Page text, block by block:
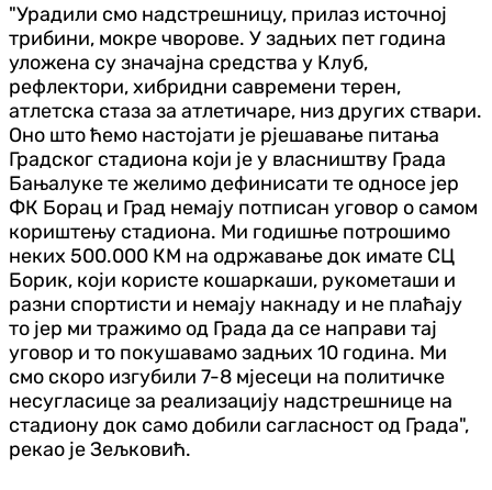
"Урадили смо надстрешницу, прилаз источној
трибини, мокре чворове. У задњих пет година
уложена су значајна средства у Клуб,
рефлектори, хибридни савремени терен,
атлетска стаза за атлетичаре, низ других ствари.
Оно што ћемо настојати је рјешавање питања
Градског стадиона који је у власништву Града
Бањалуке те желимо дефинисати те односе јер
ФК Борац и Град немају потписан уговор о самом
кориштењу стадиона. Ми годишње потрошимо
неких 500.000 КМ на одржавање док имате СЦ
Борик, који користе кошаркаши, рукометаши и
разни спортисти и немају накнаду и не плаћају
то јер ми тражимо од Града да се направи тај
уговор и то покушавамо задњих 10 година. Ми
смо скоро изгубили 7-8 мјесеци на политичке
несугласице за реализацију надстрешнице на
стадиону док само добили сагласност од Града",
рекао је Зељковић.